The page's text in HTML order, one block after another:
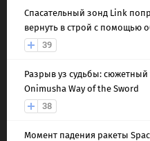
Спасательный зонд Link
вернуть в строй с помощью
39
Разрыв уз судьбы: сюжетный
Onimusha Way of the Sword
38
Момент падения ракеты